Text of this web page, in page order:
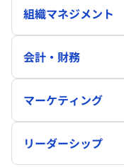
組織マネジメント
会計・財務
マーケティング
リーダーシップ